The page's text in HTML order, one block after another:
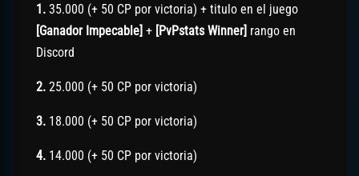
1. 35.000 (+ 50 CP por victoria) + titulo en el juego
[Ganador Impecable] + [PvPstats Winner] rango en
Discord
2. 25.000 (+ 50 CP por victoria)
3. 18.000 (+ 50 CP por victoria)
4. 14.000 (+ 50 CP por victoria)